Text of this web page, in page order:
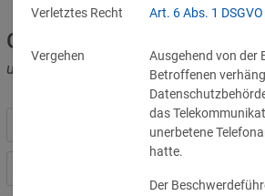
Geldbußen für DSGVO-
und für Verletzungen anderer
Verletztes Recht
Art. 6 Abs. 1 DSGVO
Vergehen
Ausgehend von der
Betroffenen
das
unerbetene
hatte.
Der